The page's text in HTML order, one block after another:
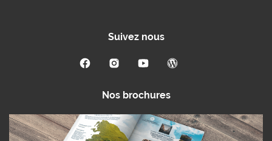
Suivez nous
Nos brochures